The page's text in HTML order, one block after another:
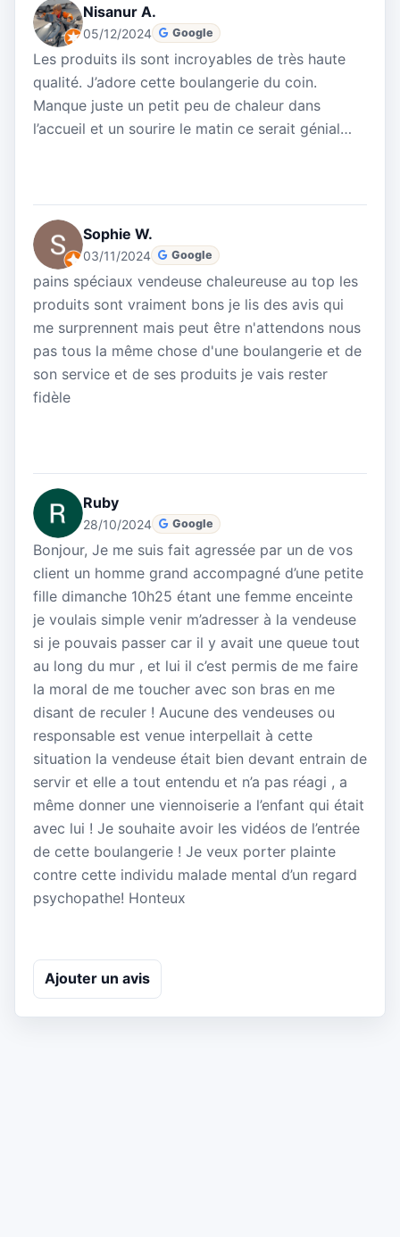
Nisanur A.
05/12/2024 Google
Les produits ils sont incroyables de très haute
qualité. J’adore cette boulangerie du coin.
Manque juste un petit peu de chaleur dans
l’accueil et un sourire le matin ce serait génial…
Sophie W.
03/11/2024 Google
pains spéciaux vendeuse chaleureuse au top les
produits sont vraiment bons je lis des avis qui
me surprennent mais peut être n'attendons nous
pas tous la même chose d'une boulangerie et de
son service et de ses produits je vais rester
fidèle
Ruby
28/10/2024 Google
Bonjour, Je me suis fait agressée par un de vos
client un homme grand accompagné d’une petite
fille dimanche 10h25 étant une femme enceinte
je voulais simple venir m’adresser à la vendeuse
si je pouvais passer car il y avait une queue tout
au long du mur , et lui il c’est permis de me faire
la moral de me toucher avec son bras en me
disant de reculer ! Aucune des vendeuses ou
responsable est venue interpellait à cette
situation la vendeuse était bien devant entrain de
servir et elle a tout entendu et n’a pas réagi , a
même donner une viennoiserie a l’enfant qui était
avec lui ! Je souhaite avoir les vidéos de l’entrée
de cette boulangerie ! Je veux porter plainte
contre cette individu malade mental d’un regard
psychopathe! Honteux
Ajouter un avis